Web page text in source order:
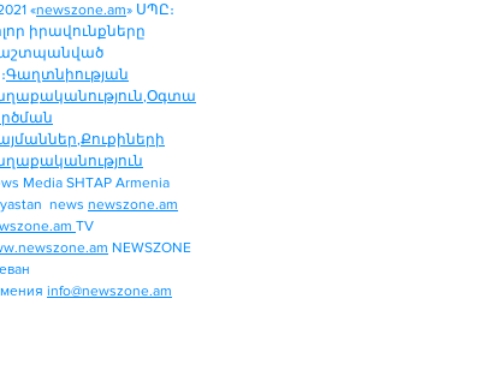
«newszone.am» ՍՊԸ։
իրավունքները
Գաղտնիության
,Օգտա
,Քուքիների
Media SHTAP Armenia
news newszone.am
TV
NEWSZONE
info@newszone.am